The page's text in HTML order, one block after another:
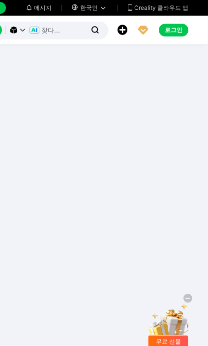
 메시지  한국인   Creality 클라우드 앱
     로그인
무료 선물